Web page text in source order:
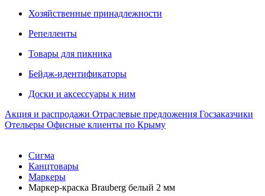
Хозяйственные принадлежности
Репелленты
Товары для пикника
Бейдж-идентификаторы
Доски и аксессуары к ним
Акция и распродажи Отраслевые предложения Госзаказчики
Отельеры Офисные клиенты по Крыму
Сигма
Канцтовары
Маркеры
Маркер-краска Brauberg белый 2 мм